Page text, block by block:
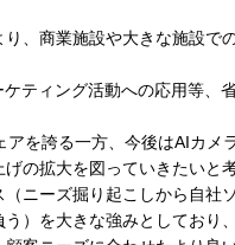
、商業施設や大きな施設で
ティング活動への応用等、
を誇る一方、今後はAIカメ
の拡大を図っていきたいと
ニーズ掘り起こしから自社
）を大きな強みとしており